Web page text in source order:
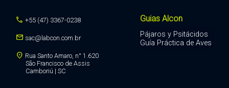
call +55 (47) 3367-0238
mail sac@labcon.com.br
location_on Rua Santo Amaro, n° 1.620
São Francisco de Assis
Camboriú | SC
Guias Alcon
Pájaros y Psitácidos
Guía Práctica de Aves